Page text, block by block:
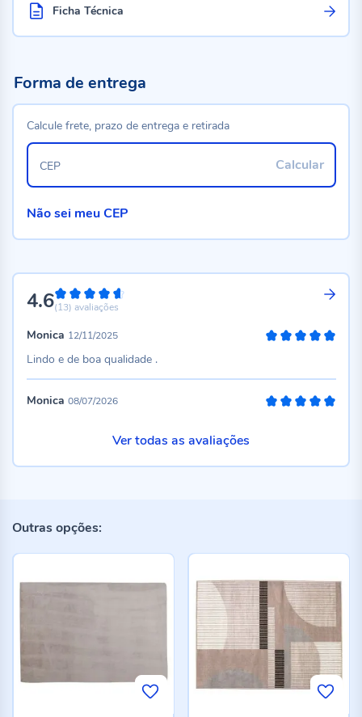
Ficha Técnica
4.692%
(13) avaliações
Monica 12/11/2025
Lindo e de boa qualidade .
Monica 08/07/2026
Ver todas as avaliações
Forma de entrega
Calcule frete, prazo de entrega e retirada
Calcular
CEP
Não sei meu CEP
Outras opções: